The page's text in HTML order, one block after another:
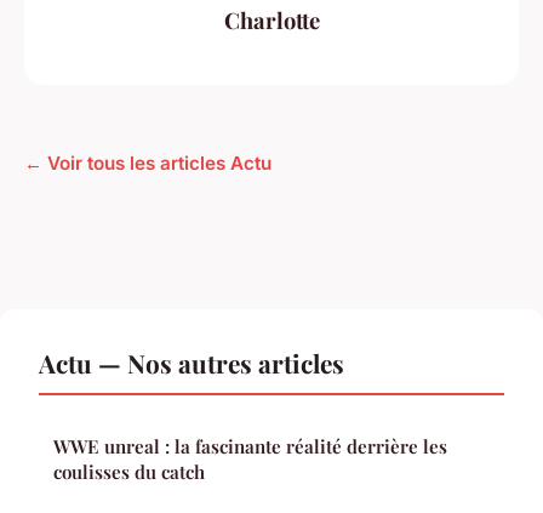
Charlotte
← Voir tous les articles Actu
Actu — Nos autres articles
WWE unreal : la fascinante réalité derrière les
coulisses du catch